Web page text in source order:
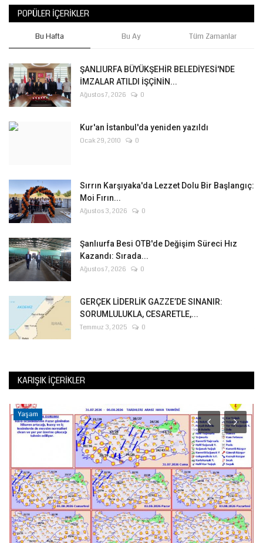
POPÜLER İÇERIKLER
Bu Hafta Bu Ay Tüm Zamanlar
ŞANLIURFA BÜYÜKŞEHİR BELEDİYESİ'NDE
İMZALAR ATILDI İŞÇİNİN...
Ağustos 7, 2026 0
Kur'an İstanbul'da yeniden yazıldı
Ocak 29, 2010 0
Sırrın Karşıyaka'da Lezzet Dolu Bir Başlangıç:
Moi Fırın...
Ağustos 3, 2026 0
Şanlıurfa Besi OTB'de Değişim Süreci Hız
Kazandı: Sırada...
Ağustos 7, 2026 0
GERÇEK LİDERLİK GAZZE’DE SINANIR:
SORUMLULUKLA, CESARETLE,...
Temmuz 3, 2025 0
KARIŞIK İÇERIKLER
Yaşam